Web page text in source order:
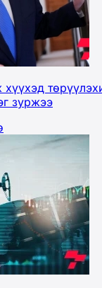
зуржээ